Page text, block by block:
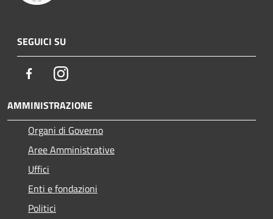
SEGUICI SU
FacebookInstagram
AMMINISTRAZIONE
Organi di Governo
Aree Amministrative
Uffici
Enti e fondazioni
Politici